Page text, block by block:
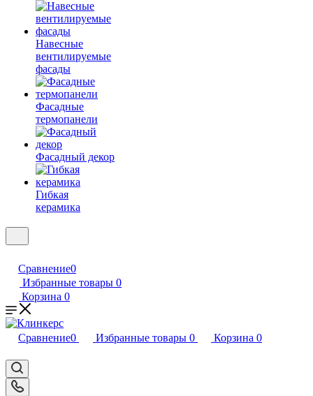
Навесные
вентилируемые
фасады
Фасадные
термопанели
Фасадный декор
Гибкая
керамика
Сравнение0
Избранные товары 0
Корзина 0
Сравнение0 Избранные товары 0 Корзина 0